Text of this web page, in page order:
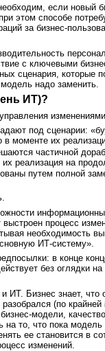
если новый
этом способе
за бизнес-
с ключевыми
сценария, которые
надо заменить.
ИТ)?
под сценарии:
моменте их
частичной
на
путем полной
процесс
необходимость
ИТ-систему».
в конце
без оглядки
Бизнес знает, что
(по
модели,
то, что пока модель
ее становится в
изменений.